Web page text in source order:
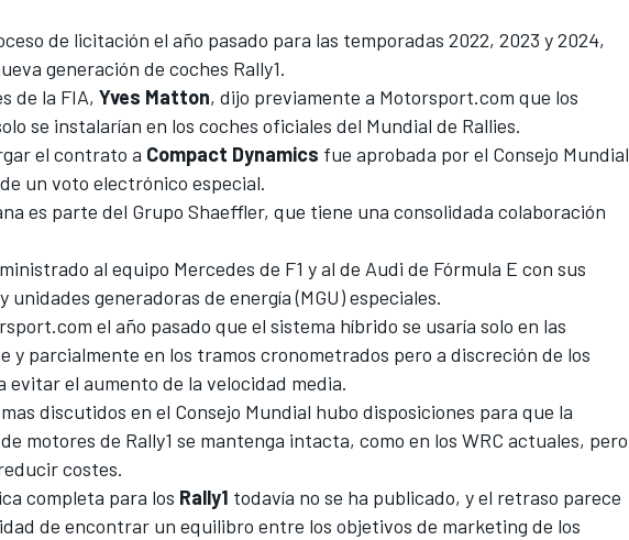
de licitación el año pasado para las temporadas 2022, 2023 y 2024,
generación de coches Rally1.
de la FIA, Yves Matton, dijo previamente a Motorsport.com que los
se instalarían en los coches oficiales del Mundial de Rallies.
el contrato a Compact Dynamics fue aprobada por el Consejo Mundial
un voto electrónico especial.
es parte del Grupo Shaeffler, que tiene una consolidada colaboración
al equipo Mercedes de F1 y al de Audi de Fórmula E con sus
unidades generadoras de energía (MGU) especiales.
el año pasado que el sistema híbrido se usaría solo en las
y parcialmente en los tramos cronometrados pero a discreción de los
evitar el aumento de la velocidad media.
discutidos en el Consejo Mundial hubo disposiciones para que la
motores de Rally1 se mantenga intacta, como en los WRC actuales, pero
costes.
completa para los Rally1 todavía no se ha publicado, y el retraso parece
de encontrar un equilibro entre los objetivos de marketing de los